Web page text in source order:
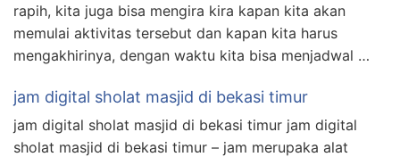
rapih, kita juga bisa mengira kira kapan kita akan
memulai aktivitas tersebut dan kapan kita harus
mengakhirinya, dengan waktu kita bisa menjadwal …
jam digital sholat masjid di bekasi timur
jam digital sholat masjid di bekasi timur jam digital
sholat masjid di bekasi timur – jam merupaka alat